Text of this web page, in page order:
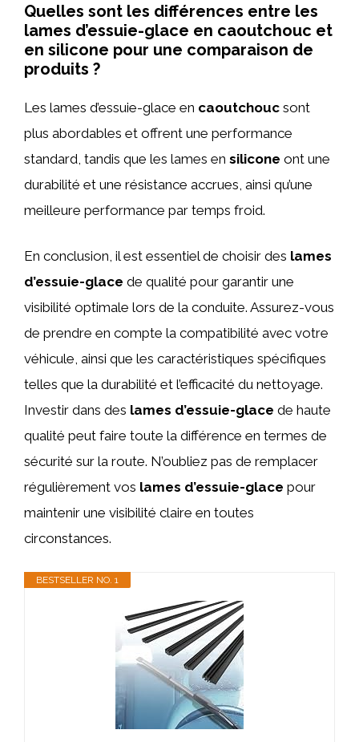
Quelles sont les différences entre les
lames d’essuie-glace en caoutchouc et
en silicone pour une comparaison de
produits ?
Les lames d’essuie-glace en caoutchouc sont
plus abordables et offrent une performance
standard, tandis que les lames en silicone ont une
durabilité et une résistance accrues, ainsi qu’une
meilleure performance par temps froid.
En conclusion, il est essentiel de choisir des lames
d’essuie-glace de qualité pour garantir une
visibilité optimale lors de la conduite. Assurez-vous
de prendre en compte la compatibilité avec votre
véhicule, ainsi que les caractéristiques spécifiques
telles que la durabilité et l’efficacité du nettoyage.
Investir dans des lames d’essuie-glace de haute
qualité peut faire toute la différence en termes de
sécurité sur la route. N’oubliez pas de remplacer
régulièrement vos lames d’essuie-glace pour
maintenir une visibilité claire en toutes
circonstances.
BESTSELLER NO. 1